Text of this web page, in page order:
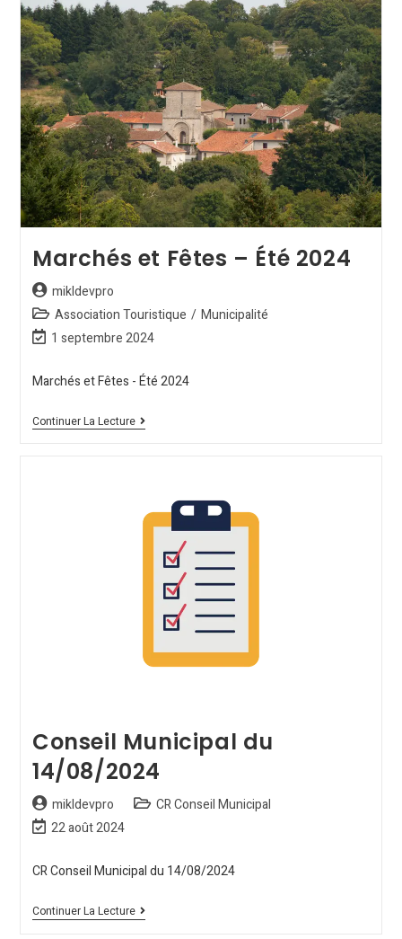
Marchés et Fêtes – Été 2024
mikldevpro
Association Touristique / Municipalité
1 septembre 2024
Marchés et Fêtes - Été 2024
Continuer La Lecture
Conseil Municipal du
14/08/2024
mikldevpro
CR Conseil Municipal
22 août 2024
CR Conseil Municipal du 14/08/2024
Continuer La Lecture